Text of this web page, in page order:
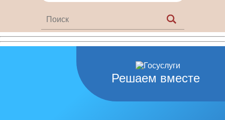
Решаем вместе